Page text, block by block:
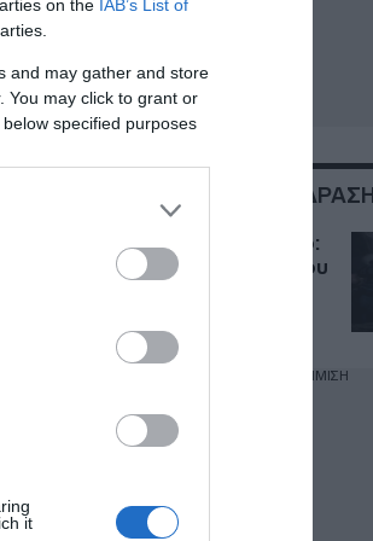
on the IAB’s List of
and may gather and store
You may click to grant or
specified purposes
it
ΣΧΕΤΙΚΑ ΜΕ:ΑΠΟΔΡΑΣΗ
Sniper αποκλειστικό:
Απόδραση 44χρονου
ΔΙΑΦΗΜΙΣΗ